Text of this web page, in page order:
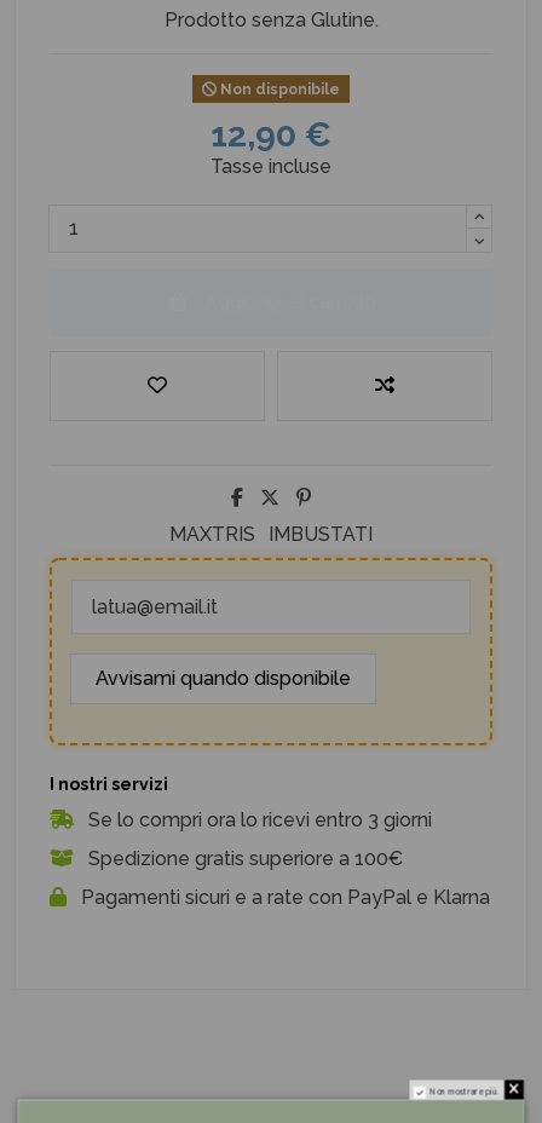
Prodotto senza Glutine.
Non disponibile
12,90 €
Tasse incluse
MAXTRIS IMBUSTATI
I nostri servizi
Se lo compri ora lo ricevi entro 3 giorni
Spedizione gratis superiore a 100€
Pagamenti sicuri e a rate con PayPal e Klarna
Non mostrare più.